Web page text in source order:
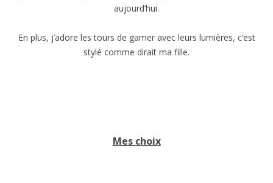
aujourd’hui.
En plus, j’adore les tours de gamer avec leurs lumières, c’est
stylé comme dirait ma fille.
Mes choix